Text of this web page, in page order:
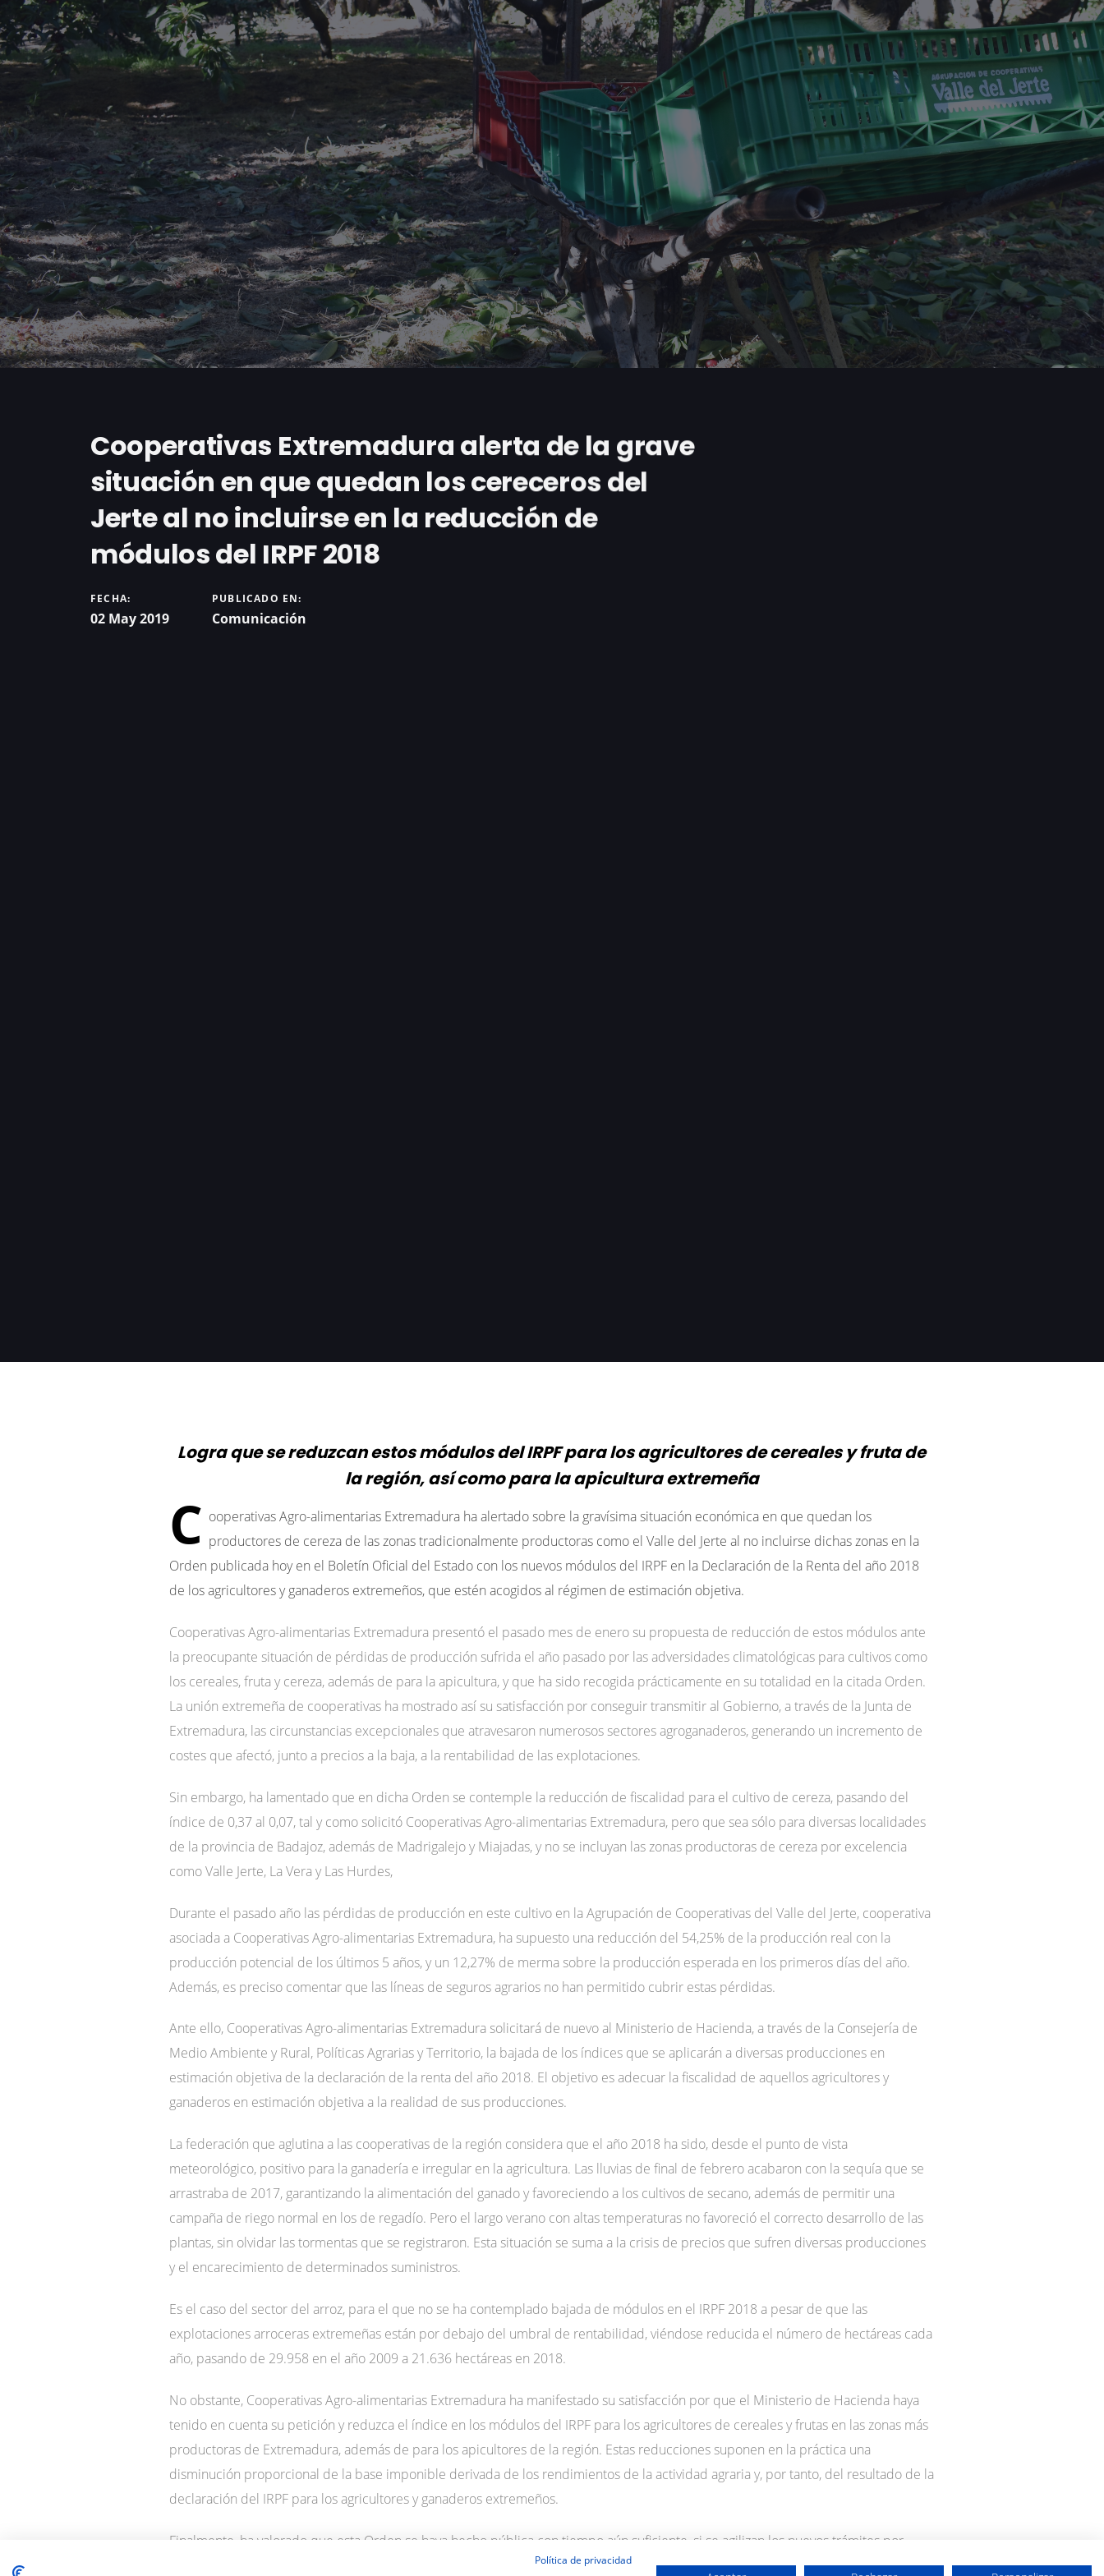
Cooperativas Extremadura alerta de la grave
situación en que quedan los cereceros del
Jerte al no incluirse en la reducción de
módulos del IRPF 2018
FECHA:
02 May 2019
PUBLICADO EN:
Comunicación
Logra que se reduzcan estos módulos del IRPF para los agricultores de cereales y fruta de
la región, así como para la apicultura extremeña
C ooperativas Agro-alimentarias Extremadura ha alertado sobre la gravísima situación económica en que quedan los
productores de cereza de las zonas tradicionalmente productoras como el Valle del Jerte al no incluirse dichas zonas en la
Orden publicada hoy en el Boletín Oficial del Estado con los nuevos módulos del IRPF en la Declaración de la Renta del año 2018
de los agricultores y ganaderos extremeños, que estén acogidos al régimen de estimación objetiva.
Cooperativas Agro-alimentarias Extremadura presentó el pasado mes de enero su propuesta de reducción de estos módulos ante
la preocupante situación de pérdidas de producción sufrida el año pasado por las adversidades climatológicas para cultivos como
los cereales, fruta y cereza, además de para la apicultura, y que ha sido recogida prácticamente en su totalidad en la citada Orden.
La unión extremeña de cooperativas ha mostrado así su satisfacción por conseguir transmitir al Gobierno, a través de la Junta de
Extremadura, las circunstancias excepcionales que atravesaron numerosos sectores agroganaderos, generando un incremento de
costes que afectó, junto a precios a la baja, a la rentabilidad de las explotaciones.
Sin embargo, ha lamentado que en dicha Orden se contemple la reducción de fiscalidad para el cultivo de cereza, pasando del
índice de 0,37 al 0,07, tal y como solicitó Cooperativas Agro-alimentarias Extremadura, pero que sea sólo para diversas localidades
de la provincia de Badajoz, además de Madrigalejo y Miajadas, y no se incluyan las zonas productoras de cereza por excelencia
como Valle Jerte, La Vera y Las Hurdes,
Durante el pasado año las pérdidas de producción en este cultivo en la Agrupación de Cooperativas del Valle del Jerte, cooperativa
asociada a Cooperativas Agro-alimentarias Extremadura, ha supuesto una reducción del 54,25% de la producción real con la
producción potencial de los últimos 5 años, y un 12,27% de merma sobre la producción esperada en los primeros días del año.
Además, es preciso comentar que las líneas de seguros agrarios no han permitido cubrir estas pérdidas.
Ante ello, Cooperativas Agro-alimentarias Extremadura solicitará de nuevo al Ministerio de Hacienda, a través de la Consejería de
Medio Ambiente y Rural, Políticas Agrarias y Territorio, la bajada de los índices que se aplicarán a diversas producciones en
estimación objetiva de la declaración de la renta del año 2018. El objetivo es adecuar la fiscalidad de aquellos agricultores y
ganaderos en estimación objetiva a la realidad de sus producciones.
La federación que aglutina a las cooperativas de la región considera que el año 2018 ha sido, desde el punto de vista
meteorológico, positivo para la ganadería e irregular en la agricultura. Las lluvias de final de febrero acabaron con la sequía que se
arrastraba de 2017, garantizando la alimentación del ganado y favoreciendo a los cultivos de secano, además de permitir una
campaña de riego normal en los de regadío. Pero el largo verano con altas temperaturas no favoreció el correcto desarrollo de las
plantas, sin olvidar las tormentas que se registraron. Esta situación se suma a la crisis de precios que sufren diversas producciones
y el encarecimiento de determinados suministros.
Es el caso del sector del arroz, para el que no se ha contemplado bajada de módulos en el IRPF 2018 a pesar de que las
explotaciones arroceras extremeñas están por debajo del umbral de rentabilidad, viéndose reducida el número de hectáreas cada
año, pasando de 29.958 en el año 2009 a 21.636 hectáreas en 2018.
No obstante, Cooperativas Agro-alimentarias Extremadura ha manifestado su satisfacción por que el Ministerio de Hacienda haya
tenido en cuenta su petición y reduzca el índice en los módulos del IRPF para los agricultores de cereales y frutas en las zonas más
productoras de Extremadura, además de para los apicultores de la región. Estas reducciones suponen en la práctica una
disminución proporcional de la base imponible derivada de los rendimientos de la actividad agraria y, por tanto, del resultado de la
declaración del IRPF para los agricultores y ganaderos extremeños.
Finalmente, ha valorado que esta Orden se haya hecho pública con tiempo aún suficiente, si se agilizan los nuevos trámites por
parte de la Administración, para que los agricultores y apicultores puedan formalizar sus obligaciones fiscales adecuadas a la
Política de privacidad